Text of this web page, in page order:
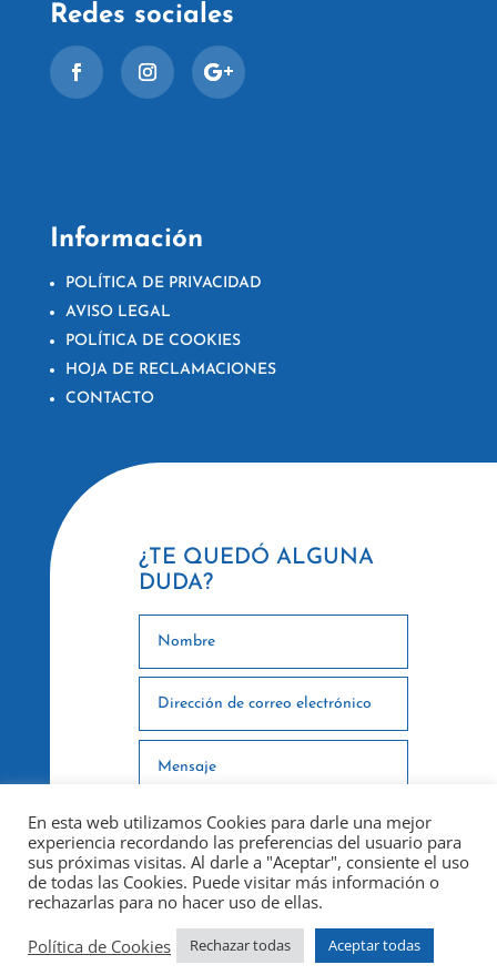
Redes sociales
Información
POLÍTICA DE PRIVACIDAD
AVISO LEGAL
POLÍTICA DE COOKIES
HOJA DE RECLAMACIONES
CONTACTO
¿TE QUEDÓ ALGUNA
DUDA?
ENVIAR
En esta web utilizamos Cookies para darle una mejor
experiencia recordando las preferencias del usuario para
sus próximas visitas. Al darle a "Aceptar", consiente el uso
de todas las Cookies. Puede visitar más información o
rechazarlas para no hacer uso de ellas.
Política de Cookies
Rechazar todas Aceptar todas